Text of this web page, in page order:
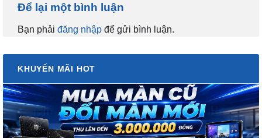
Để lại một bình luận
Bạn phải đăng nhập để gửi bình luận.
KHUYẾN MÃI HOT